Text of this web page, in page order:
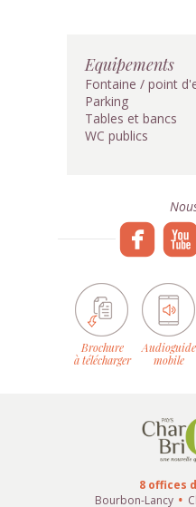
Equipements
Fontaine / point
Parking
Tables et bancs
WC publics
Brochure
à télécharger
Audioguide
mobile
8 offices
Bourbon-Lancy